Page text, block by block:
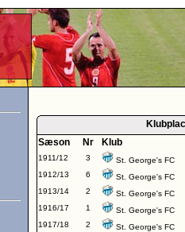
Sæson
Nr Klub
1911/12 3
St. George's FC
1912/13
6
St. George's FC
1913/14
2
St. George's FC
1916/17
1
St. George's FC
1917/18
2
St. George's FC